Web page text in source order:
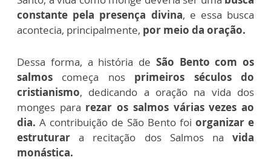
constante pela presença divina, e essa busca
acontecia, principalmente, por meio da oração.
Dessa forma, a história de São Bento com os
salmos começa nos primeiros séculos do
cristianismo, dedicando a oração na vida dos
monges para rezar os salmos várias vezes ao
dia. A contribuição de São Bento foi organizar e
estruturar a recitação dos Salmos na vida
monástica.